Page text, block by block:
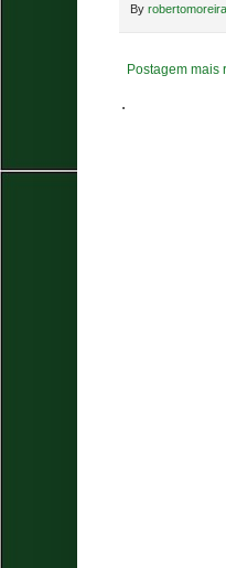
By robertomoreira
Postagem mais
.